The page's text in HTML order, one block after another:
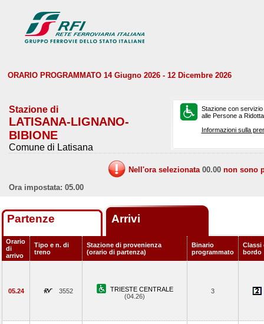
ORARIO PROGRAMMATO 14 Giugno 2026 - 12 Dicembre 2026
Stazione di
LATISANA-LIGNANO-
BIBIONE
Comune di Latisana
Stazione con
alle Persone a
Informazioni sulla
Nell'ora selezionata 00.00 non sono
Ora impostata: 05.00
Partenze Arrivi
Orario
di
arrivo
Tipo e n. di
treno
Stazione di provenienza
(orario di partenza)
Binario
programmato
Classi
bordo
05.24 3552
TRIESTE CENTRALE
(04.26)
3